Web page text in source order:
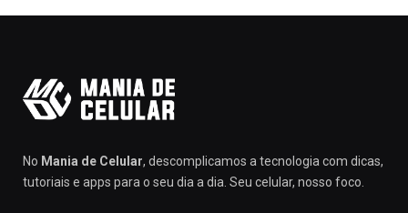
No Mania de Celular, descomplicamos a tecnologia com dicas,
tutoriais e apps para o seu dia a dia. Seu celular, nosso foco.